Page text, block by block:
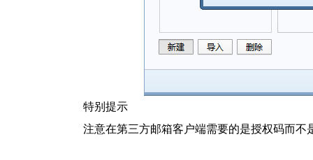
特别提示
注意在第三方邮箱客户端需要的是授权码而不